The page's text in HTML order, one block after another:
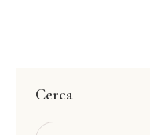
Cerca